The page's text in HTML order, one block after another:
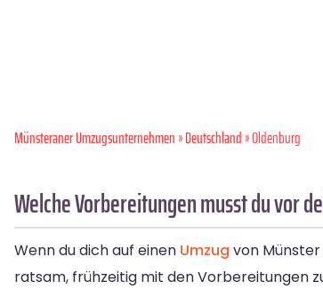
Münsteraner Umzugsunternehmen»Deutschland» Oldenburg
Welche Vorbereitungen musst du vor
Wenn du dich auf einen Umzug von
ratsam, frühzeitig mit den Vorbereitungen